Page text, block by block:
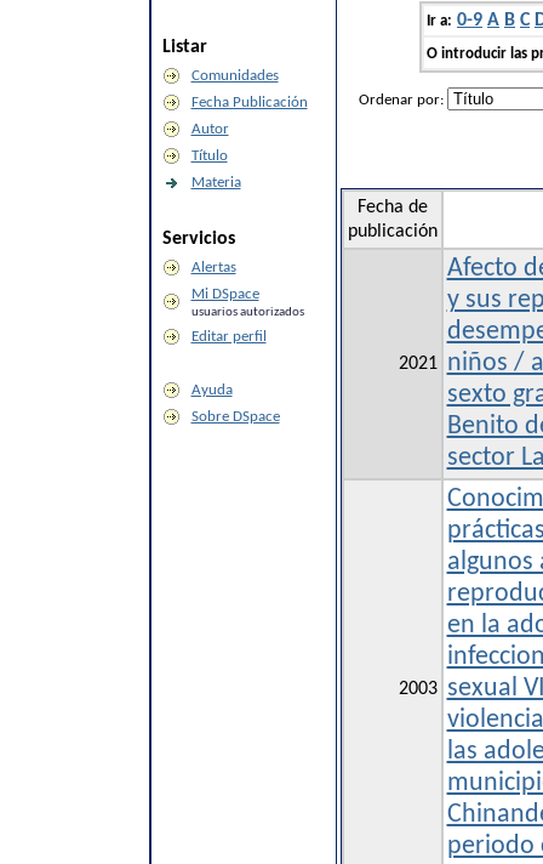
Listar
Comunidades
Fecha Publicación
Autor
Título
Materia
Servicios
Alertas
Mi DSpace
usuarios autorizados
Editar perfil
Ayuda
Sobre DSpace
Ir a: 0-9 A B C
O introducir las
Ordenar por:
Fecha de
publicación
2021
Afecto
y sus
niños /
sexto
Benito
sector
2003
algunos
en la
sexual
las
periodo